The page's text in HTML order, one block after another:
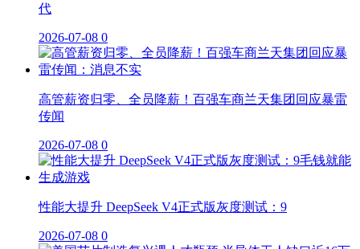
代
2026-07-08 0
高管薪资归零、全员降薪！百强车商兰天集团回应暴雷
传闻
2026-07-08 0
性能大提升 DeepSeek V4正式版灰度测试：9
2026-07-08 0